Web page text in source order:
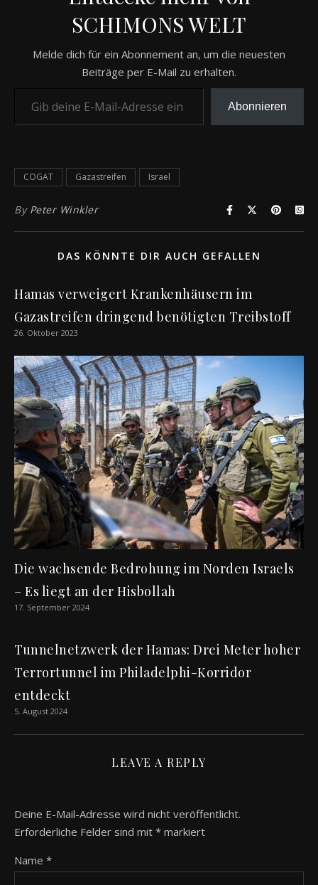
SCHIMONS WELT
Melde dich für ein Abonnement an, um die neuesten
Beiträge per E-Mail zu erhalten.
Abonnieren
COGAT Gazastreifen Israel
By Peter Winkler
DAS KÖNNTE DIR AUCH GEFALLEN
Hamas verweigert Krankenhäusern im
Gazastreifen dringend benötigten Treibstoff
26. Oktober 2023
Die wachsende Bedrohung im Norden Israels
– Es liegt an der Hisbollah
17. September 2024
Tunnelnetzwerk der Hamas: Drei Meter hoher
Terrortunnel im Philadelphi-Korridor
entdeckt
5. August 2024
LEAVE A REPLY
Deine E-Mail-Adresse wird nicht veröffentlicht.
Erforderliche Felder sind mit * markiert
Name *